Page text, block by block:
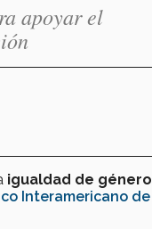
apoyar el
igualdad de género
Interamericano de